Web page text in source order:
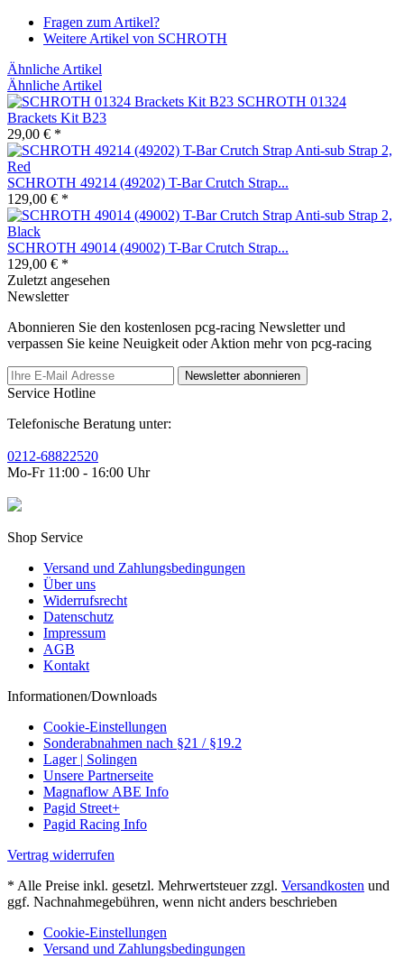
Fragen zum Artikel?
Weitere Artikel von SCHROTH
Ähnliche Artikel
Ähnliche Artikel
SCHROTH 01324
Brackets Kit B23
29,00 € *
SCHROTH 49214 (49202) T-Bar Crutch Strap...
129,00 € *
SCHROTH 49014 (49002) T-Bar Crutch Strap...
129,00 € *
Zuletzt angesehen
Newsletter
Abonnieren Sie den kostenlosen pcg-racing Newsletter und
verpassen Sie keine Neuigkeit oder Aktion mehr von pcg-racing
Newsletter abonnieren
Service Hotline
Telefonische Beratung unter:
0212-68822520
Mo-Fr 11:00 - 16:00 Uhr
Shop Service
Versand und Zahlungsbedingungen
Über uns
Widerrufsrecht
Datenschutz
Impressum
AGB
Kontakt
Informationen/Downloads
Cookie-Einstellungen
Sonderabnahmen nach §21 / §19.2
Lager | Solingen
Unsere Partnerseite
Magnaflow ABE Info
Pagid Street+
Pagid Racing Info
Vertrag widerrufen
* Alle Preise inkl. gesetzl. Mehrwertsteuer zzgl. Versandkosten und
ggf. Nachnahmegebühren, wenn nicht anders beschrieben
Cookie-Einstellungen
Versand und Zahlungsbedingungen